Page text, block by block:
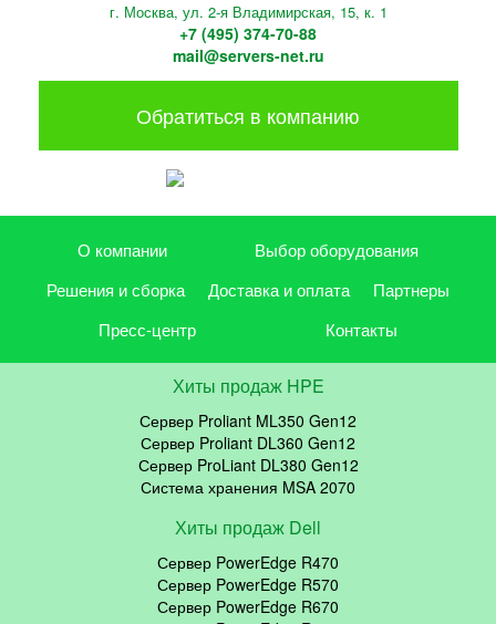
г. Москва, ул. 2-я Владимирская, 15, к. 1
+7 (495) 374-70-88
mail@servers-net.ru
Обратиться в компанию
О компании
Выбор оборудования
Решения и сборка
Доставка и оплата
Партнеры
Пресс-центр
Контакты
Хиты продаж HPE
Сервер Proliant ML350 Gen12
Сервер Proliant DL360 Gen12
Сервер ProLiant DL380 Gen12
Система хранения MSA 2070
Хиты продаж Dell
Сервер PowerEdge R470
Сервер PowerEdge R570
Сервер PowerEdge R670